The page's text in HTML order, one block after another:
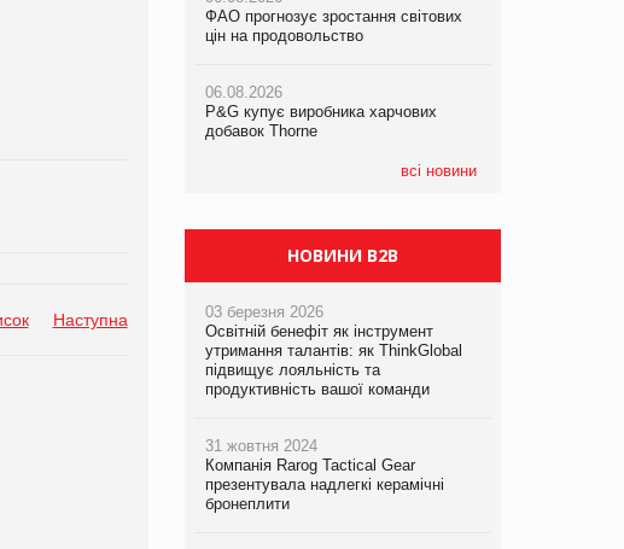
Наступна
ФАО прогнозує зростання світових
цін на продовольство
06.08.2026
P&G купує виробника харчових
добавок Thorne
всі новини
ФАО прогнозує зростання світових
цін на продовольство
06.08.2026
P&G купує виробника харчових
добавок Thorne
ФАО прогнозує зростання світових
цін на продовольство
06.08.2026
P&G купує виробника харчових
добавок Thorne
НОВИНИ B2B
03 березня 2026
Освітній бенефіт як інструмент
утримання талантів: як ThinkGlobal
підвищує лояльність та
продуктивність вашої команди
31 жовтня 2024
Компанія Rarog Tactical Gear
презентувала надлегкі керамічні
бронеплити